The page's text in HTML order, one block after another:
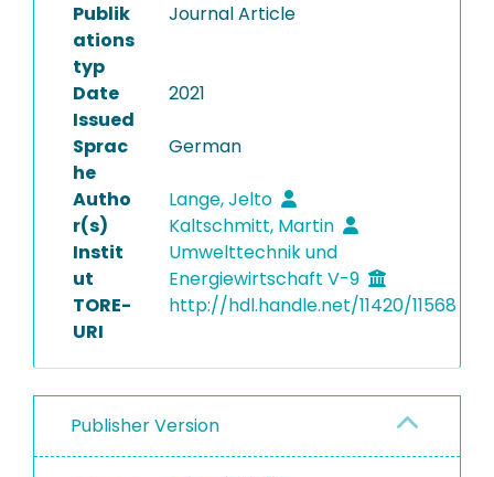
Publik
ations
typ
Journal Article
Date
Issued
2021
Sprac
he
German
Autho
r(s)
Lange, Jelto
Kaltschmitt, Martin
Instit
ut
Umwelttechnik und
Energiewirtschaft V-9
TORE-
URI
http://hdl.handle.net/11420/11568
Publisher Version